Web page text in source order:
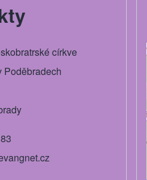
církve
Poděbradech